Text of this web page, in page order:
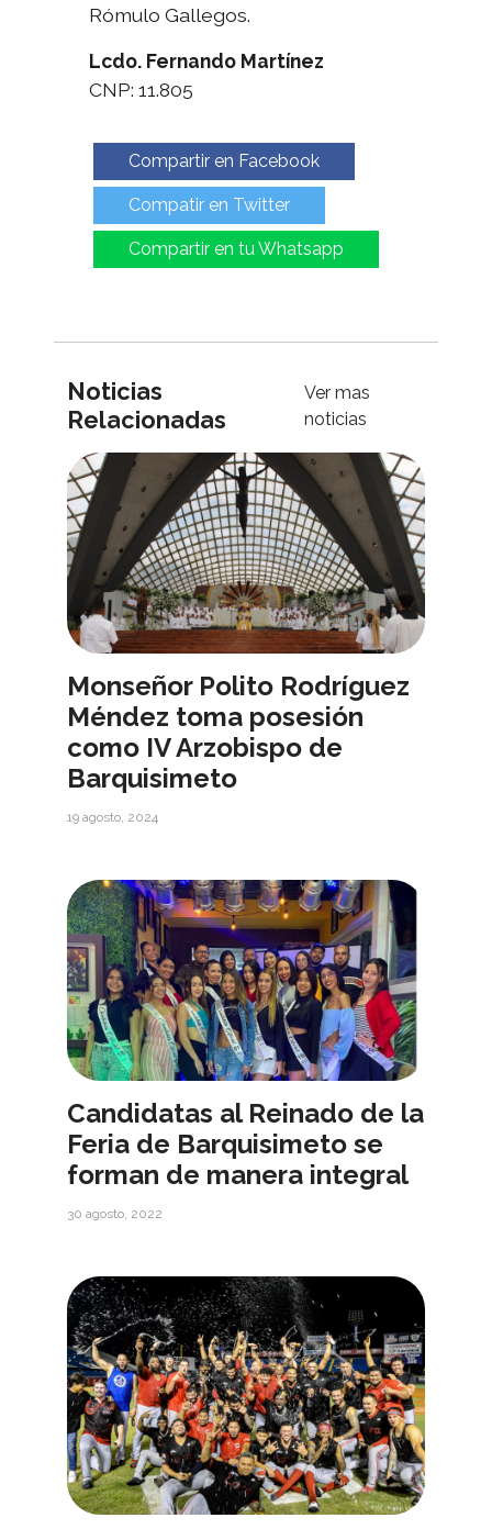
Rómulo Gallegos.
Lcdo. Fernando Martínez
CNP: 11.805
Compartir en Facebook
Compatir en Twitter
Compartir en tu Whatsapp
Noticias
Relacionadas
Ver mas
noticias
Monseñor Polito Rodríguez
Méndez toma posesión
como IV Arzobispo de
Barquisimeto
19 agosto, 2024
Candidatas al Reinado de la
Feria de Barquisimeto se
forman de manera integral
30 agosto, 2022